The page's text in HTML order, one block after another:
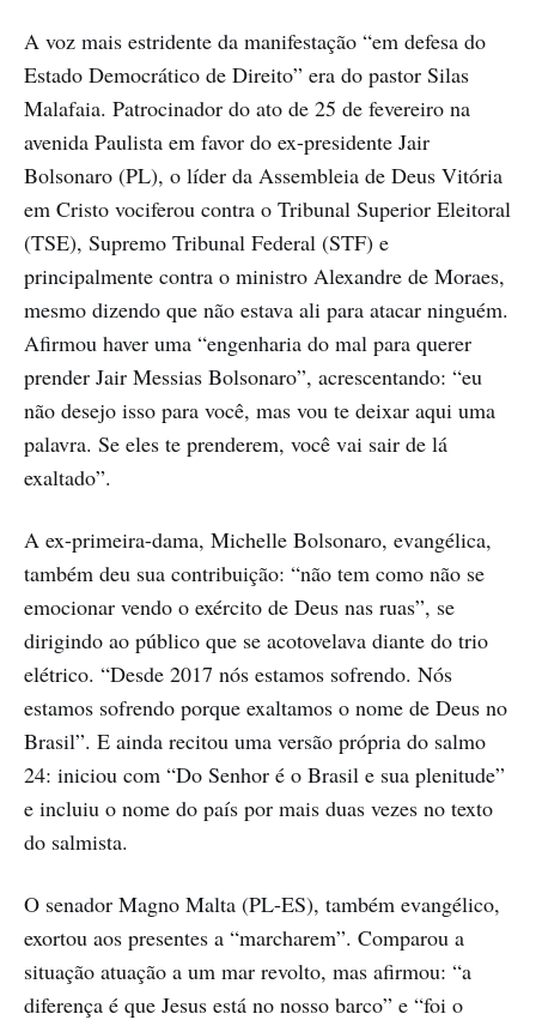
A voz mais estridente da manifestação “em defesa do
Estado Democrático de Direito” era do pastor Silas
Malafaia. Patrocinador do ato de 25 de fevereiro na
avenida Paulista em favor do ex-presidente Jair
Bolsonaro (PL), o líder da Assembleia de Deus Vitória
em Cristo vociferou contra o Tribunal Superior Eleitoral
(TSE), Supremo Tribunal Federal (STF) e
principalmente contra o ministro Alexandre de Moraes,
mesmo dizendo que não estava ali para atacar ninguém.
Afirmou haver uma “engenharia do mal para querer
prender Jair Messias Bolsonaro”, acrescentando: “eu
não desejo isso para você, mas vou te deixar aqui uma
palavra. Se eles te prenderem, você vai sair de lá
exaltado”.
A ex-primeira-dama, Michelle Bolsonaro, evangélica,
também deu sua contribuição: “não tem como não se
emocionar vendo o exército de Deus nas ruas”, se
dirigindo ao público que se acotovelava diante do trio
elétrico. “Desde 2017 nós estamos sofrendo. Nós
estamos sofrendo porque exaltamos o nome de Deus no
Brasil”. E ainda recitou uma versão própria do salmo
24: iniciou com “Do Senhor é o Brasil e sua plenitude”
e incluiu o nome do país por mais duas vezes no texto
do salmista.
O senador Magno Malta (PL-ES), também evangélico,
exortou aos presentes a “marcharem”. Comparou a
situação atuação a um mar revolto, mas afirmou: “a
diferença é que Jesus está no nosso barco” e “foi o